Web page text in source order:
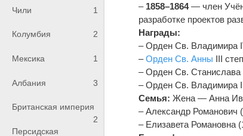
Чили 1
Колумбия 2
Мексика 1
Албания 3
Британская империя
2
Персидская
– 1858–1864 — член
разработке проектов
Награды:
– Орден Св. Владимира
–Орден Св. Анны III
– Орден Св.
– Орден Св. Владимира
Семья: Жена — Анна
– Александр Романович
– Елизавета Романовна